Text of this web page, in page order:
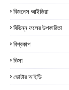
বিজনেস আইডিয়া
বিভিন্ন ফলের উপকারিতা
বিশ্বকাপ
ভিসা
ভোটার আইডি